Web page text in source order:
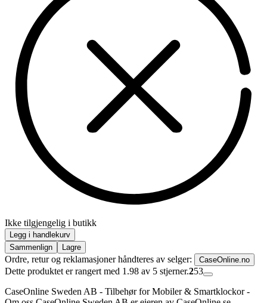
Ikke tilgjengelig i butikk
Legg i handlekurv
Sammenlign
Lagre
Ordre, retur og reklamasjoner håndteres av selger: CaseOnline.no
Dette produktet er rangert med 1.98 av 5 stjerner.253
CaseOnline Sweden AB - Tilbehør for Mobiler & Smartklockor -